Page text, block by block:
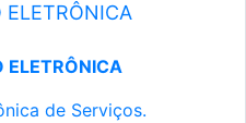
ELETRÔNICA
ELETRÔNICA
de Serviços.